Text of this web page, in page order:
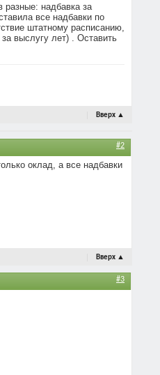
разные: надбавка за
все надбавки по
штатному расписанию,
выслугу лет) . Оставить
Вверх ▲
#2
оклад, а все надбавки
Вверх ▲
#3